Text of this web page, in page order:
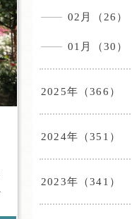
02月（26）
01月（30）
2025年（366）
2024年（351）
2023年（341）